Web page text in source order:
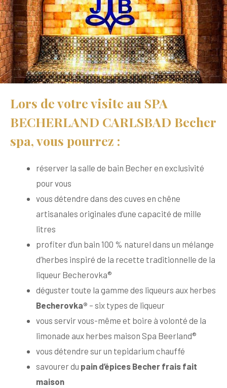
Lors de votre visite au SPA
BECHERLAND CARLSBAD Becher
spa, vous pourrez :
réserver la salle de bain Becher en exclusivité
pour vous
vous détendre dans des cuves en chêne
artisanales originales d’une capacité de mille
litres
profiter d’un bain 100 % naturel dans un mélange
d’herbes inspiré de la recette traditionnelle de la
liqueur Becherovka®
déguster toute la gamme des liqueurs aux herbes
Becherovka® – six types de liqueur
vous servir vous-même et boire à volonté de la
limonade aux herbes maison Spa Beerland®
vous détendre sur un tepidarium chauffé
savourer du pain d’épices Becher frais fait
maison